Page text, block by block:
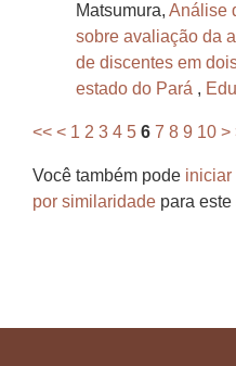
Matsumura, Análise
sobre avaliação da
de discentes em
estado do Pará ,
<< < 1 2 3 4 5 6 7 8 9 10 >
Você também pode iniciar
por similaridade para este